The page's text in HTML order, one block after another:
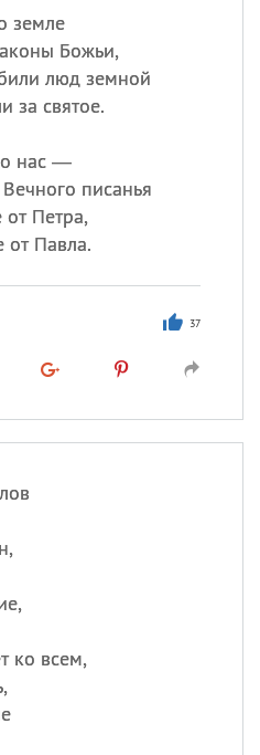
земле
Божьи,
люд земной
за святое.
нас —
писанья
Петра,
от Павла.
37
ко всем,